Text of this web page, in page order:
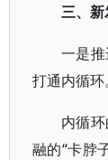
三、
一是
打通内循环。
内循
融的“卡脖